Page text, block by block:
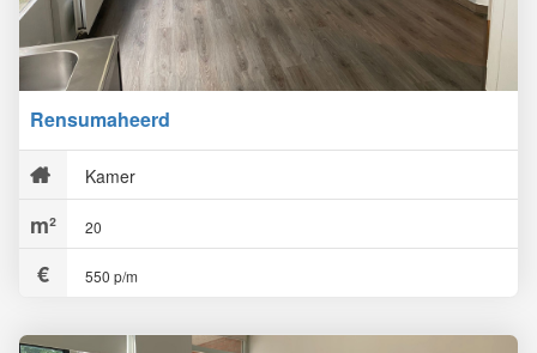
Rensumaheerd
Kamer
20
550 p/m